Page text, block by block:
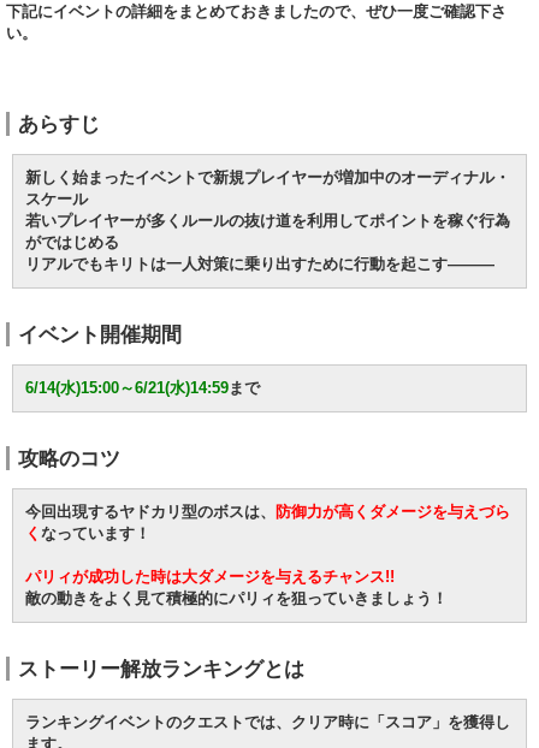
下記にイベントの詳細をまとめておきましたので、ぜひ一度ご確認下さ
い。
あらすじ
新しく始まったイベントで新規プレイヤーが増加中のオーディナル・
スケール
若いプレイヤーが多くルールの抜け道を利用してポイントを稼ぐ行為
がではじめる
リアルでもキリトは一人対策に乗り出すために行動を起こす―――
イベント開催期間
6/14(水)15:00～6/21(水)14:59 まで
攻略のコツ
今回出現するヤドカリ型のボスは、
防御力が高くダメージを与えづら
く なっています！
パリィが成功した時は大ダメージを与えるチャンス!!
敵の動きをよく見て積極的にパリィを狙っていきましょう！
ストーリー解放ランキングとは
ランキングイベントのクエストでは、クリア時に「スコア」を獲得し
ます。